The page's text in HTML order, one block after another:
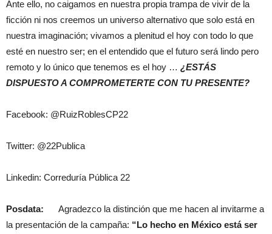
Ante ello, no caigamos en nuestra propia trampa de vivir de la
ficción ni nos creemos un universo alternativo que solo está en
nuestra imaginación; vivamos a plenitud el hoy con todo lo que
esté en nuestro ser; en el entendido que el futuro será lindo pero
remoto y lo único que tenemos es el hoy … ¿ESTÁS
DISPUESTO A COMPROMETERTE CON TU PRESENTE?
Facebook: @RuizRoblesCP22
Twitter: @22Publica
Linkedin: Correduría Pública 22
Posdata: Agradezco la distinción que me hacen al invitarme a
la presentación de la campaña: “Lo hecho en México está ser